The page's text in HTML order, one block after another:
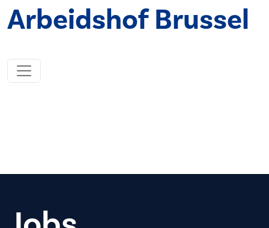
Arbeidshof Brussel